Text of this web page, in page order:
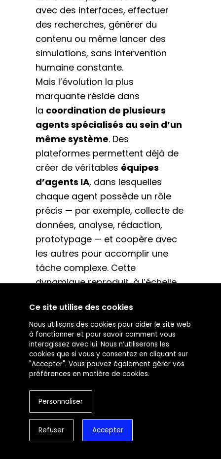
avec des interfaces, effectuer
des recherches, générer du
contenu ou même lancer des
simulations, sans intervention
humaine constante.
Mais l’évolution la plus
marquante réside dans
la coordination de plusieurs
agents spécialisés au sein d’un
même système. Des
plateformes permettent déjà de
créer de véritables équipes
d’agents IA, dans lesquelles
chaque agent possède un rôle
précis — par exemple, collecte de
données, analyse, rédaction,
prototypage — et coopère avec
les autres pour accomplir une
tâche complexe. Cette
dynamique reproduit, à l’échelle
équipe projet humaine. Les
agents échangent entre eux,
s’ajustent mutuellement,
identifient les blocages et
réorganisent leurs priorités en
cognitives
des processus entiers, de la
recherche stratégique à la
production opérationnelle, tout
Ce site utilise des cookies
Nous utilisons des cookies pour aider le site web
à fonctionner et pour savoir comment vous
interagissez avec lui. Nous n’utiliserons les
cookies que si vous y consentez en cliquant sur
"Accepter". Vous pouvez également gérer vos
préférences en matière de cookies.
Personnaliser
Refuser Accepter